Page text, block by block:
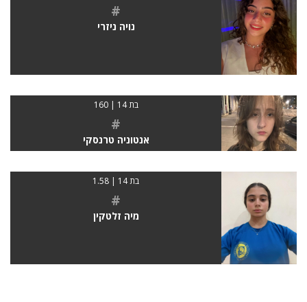
#
נויה ניזרי
בת 14 | 160
#
אנטוניה טרנסקי
בת 14 | 1.58
#
מיה זלטקין